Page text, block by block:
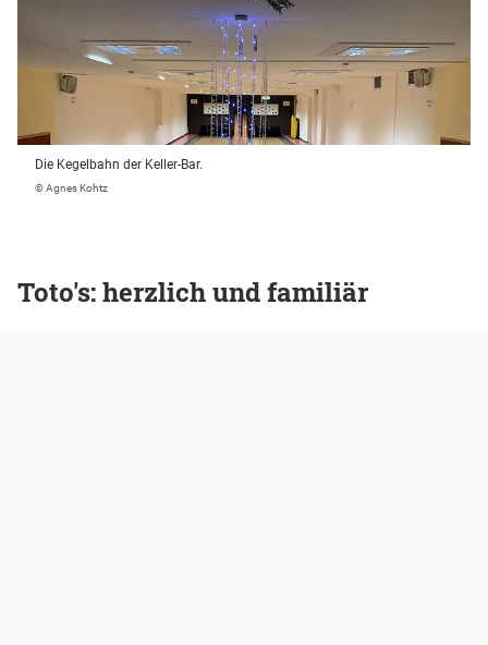
Die Kegelbahn der Keller-Bar.
© Agnes Kohtz
Toto's: herzlich und familiär